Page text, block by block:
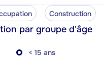
Construction
par groupe d'âge
< 15 ans